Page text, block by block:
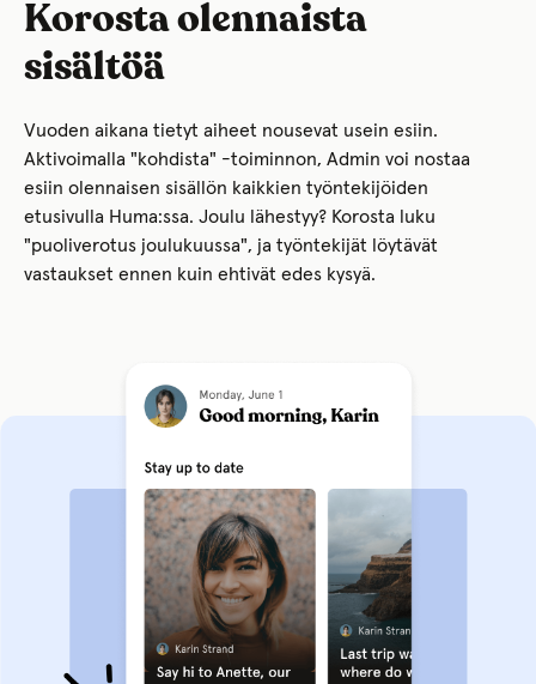
Korosta olennaista
sisältöä
Vuoden aikana tietyt aiheet nousevat usein esiin.
Aktivoimalla "kohdista" -toiminnon, Admin voi nostaa
esiin olennaisen sisällön kaikkien työntekijöiden
etusivulla Huma:ssa. Joulu lähestyy? Korosta luku
"puoliverotus joulukuussa", ja työntekijät löytävät
vastaukset ennen kuin ehtivät edes kysyä.